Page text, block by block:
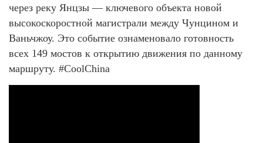
через реку Янцзы — ключевого объекта новой
высокоскоростной магистрали между Чунцином и
Ваньчжоу. Это событие ознаменовало готовность
всех 149 мостов к открытию движения по данному
маршруту. #CoolChina